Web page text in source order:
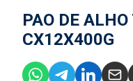
PAO DE
CX12X400G